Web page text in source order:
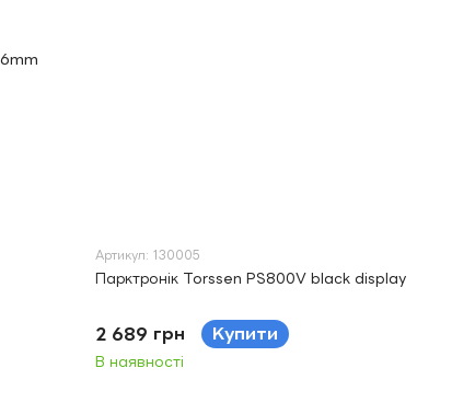
Артикул: 130005
Парктронік Torssen PS800V black display
2 689 грн Купити
В наявності